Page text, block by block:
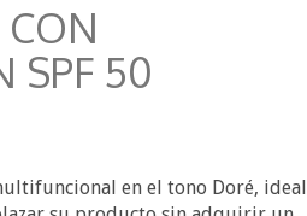
CON
SPF 50
en el tono Doré, ideal